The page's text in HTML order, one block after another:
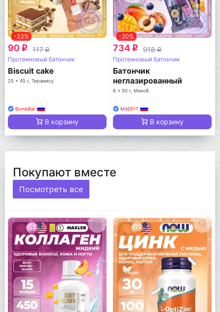
-23%
90 q 117q
Протеиновый батончик
Biscuit cake
25 x 45 г, Тирамису
BombBar
В корзину
-20%
734 q 918q
Протеиновый батончик
Батончик
неглазированный
Protein bar
6 x 50 г, Микс6
MADFIT
В корзину
Покупают вместе
Посмотреть все